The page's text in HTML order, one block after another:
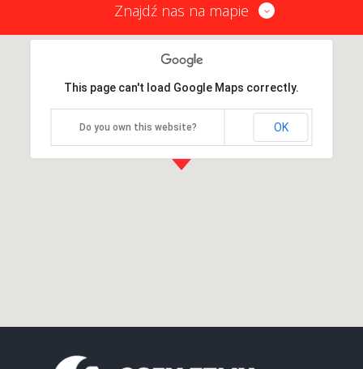
Znajdź nas na mapie
This page can't load Google Maps correctly.
Do you own this website? OK